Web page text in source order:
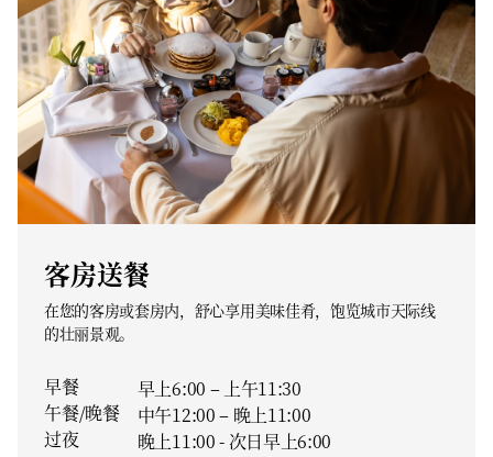
客房送餐
在您的客房或套房内，舒心享用美味佳肴，饱览城市天际线
的壮丽景观。
早餐
早上6:00 – 上午11:30
午餐/晚餐
中午12:00 – 晚上11:00
过夜
晚上11:00 - 次日早上6:00